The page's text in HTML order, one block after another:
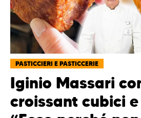
PASTICCIERI E PASTICCERIE
Iginio Massari
croissant cubici